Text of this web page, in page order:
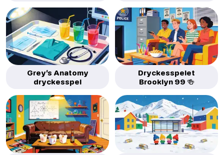
Grey’s Anatomy
dryckesspel
Dryckesspelet
Brooklyn 99 🍻